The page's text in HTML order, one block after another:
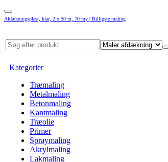
Afdækningsplast, klar, 2 x 50 m, 70 my | Billigste maling
Kategorier
Træmaling
Metalmaling
Betonmaling
Kantmaling
Træolie
Primer
Spraymaling
Akrylmaling
Lakmaling